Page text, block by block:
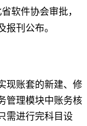
软件协会审批，
报刊公布。
现账套的新建、修
管理模块中账务核
需进行完科目设